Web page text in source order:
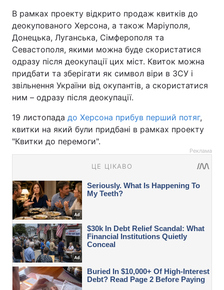
В рамках проекту відкрито продаж квитків до
деокупованого Херсона, а також Маріуполя,
Донецька, Луганська, Сімферополя та
Севастополя, якими можна буде скористатися
одразу після деокупації цих міст. Квиток можна
придбати та зберігати як символ віри в ЗСУ і
звільнення України від окупантів, а скористатися
ним – одразу після деокупації.
19 листопада до Херсона прибув перший потяг,
квитки на який були придбані в рамках проекту
"Квитки до перемоги".
Реклама